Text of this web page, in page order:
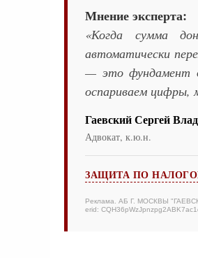
Мнение эксперта:
«Когда сумма
автоматически
— это фундамент
оспариваем цифры,
Гаевский Сергей
Адвокат, к.ю.н.
ЗАЩИТА ПО
Реклама. АБ Г. МОСКВЫ
erid: